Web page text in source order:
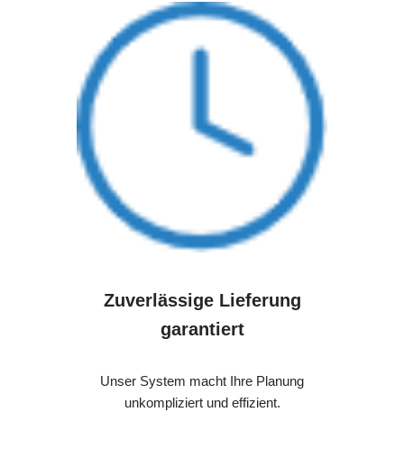
Zuverlässige Lieferung
garantiert
Unser System macht Ihre Planung
unkompliziert und effizient.